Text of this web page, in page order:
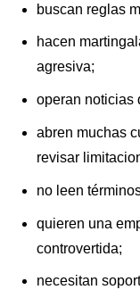
buscan reglas
hacen
agresiva;
operan noticias
abren muchas
revisar
no leen
quieren una
controvertida;
necesitan